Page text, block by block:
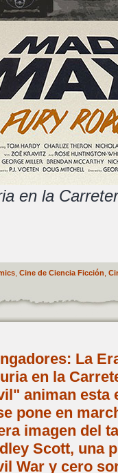
en la
, Cine de Ciencia Ficción
La
en la
animan esta
pone en
imagen del
Scott, una
War y cero